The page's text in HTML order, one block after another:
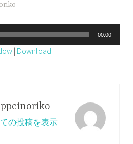
00:00
| Download
の投稿を表示